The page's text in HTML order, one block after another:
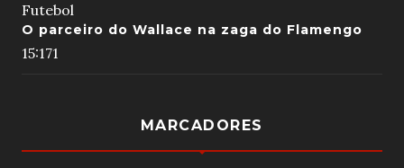
Futebol
O parceiro do Wallace na zaga do Flamengo
15:171
MARCADORES